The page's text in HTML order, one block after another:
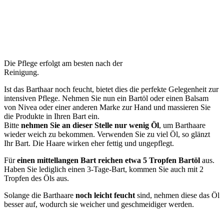
Die Pflege erfolgt am besten nach der
Reinigung.
Ist das Barthaar noch feucht, bietet dies die perfekte Gelegenheit zur
intensiven Pflege. Nehmen Sie nun ein Bartöl oder einen Balsam
von Nivea oder einer anderen Marke zur Hand und massieren Sie
die Produkte in Ihren Bart ein.
Bitte nehmen Sie an dieser Stelle nur wenig Öl, um Barthaare
wieder weich zu bekommen. Verwenden Sie zu viel Öl, so glänzt
Ihr Bart. Die Haare wirken eher fettig und ungepflegt.
Füreinen mittellangen Bart reichen etwa 5 Tropfen Bartöl aus.
Haben Sie lediglich einen 3-Tage-Bart, kommen Sie auch mit 2
Tropfen des Öls aus.
Solange die Barthaare noch leicht feucht sind, nehmen diese das Öl
besser auf, wodurch sie weicher und geschmeidiger werden.